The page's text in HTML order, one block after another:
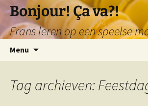
naar
de
inhoud
Bonjour! Ça va?!
Frans leren op een speelse
Menu
Tag archieven: